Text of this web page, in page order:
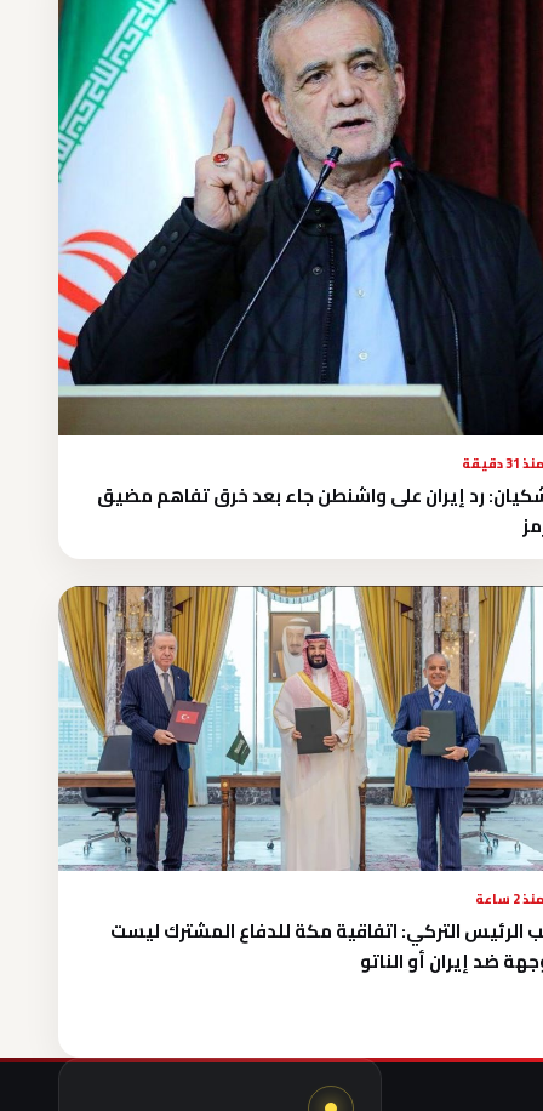
منذ 31 دقيقة
رد إيران على واشنطن جاء بعد خرق تفاهم مضيق
منذ 2 ساعة
الرئيس التركي: اتفاقية مكة للدفاع المشترك ليست
ضد إيران أو الناتو